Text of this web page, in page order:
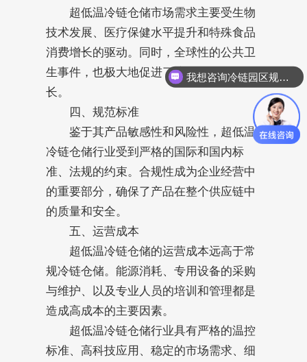
超低温冷链仓储市场需求主要受生物
技术发展、医疗保健水平提升和特殊食品
消费增长的驱动。同时，全球性的公共卫
生事件，也极大地促进了该行业的需求增
长。
四、规范标准
鉴于其产品敏感性和风险性，超低温
冷链仓储行业受到严格的国际和国内标
准、法规的约束。合规性成为企业经营中
的重要部分，确保了产品在整个供应链中
的质量和安全。
五、运营成本
超低温冷链仓储的运营成本远高于常
规冷链仓储。能源消耗、专用设备的采购
与维护、以及专业人员的培训和管理都是
造成高成本的主要因素。
超低温冷链仓储行业具有严格的温控
标准、高科技应用、稳定的市场需求、细